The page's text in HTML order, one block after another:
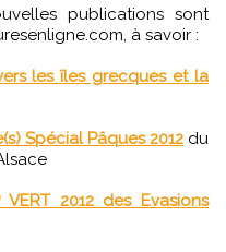
à savoir :
les îles grecques et la
Spécial Pâques 2012 du
VERT 2012 des Evasions